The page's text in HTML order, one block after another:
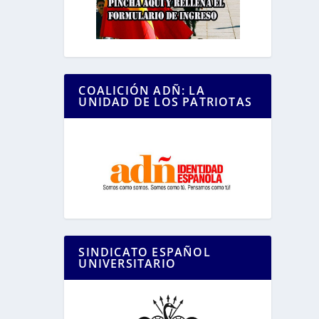
COALICIÓN ADÑ: LA
UNIDAD DE LOS PATRIOTAS
SINDICATO ESPAÑOL
UNIVERSITARIO